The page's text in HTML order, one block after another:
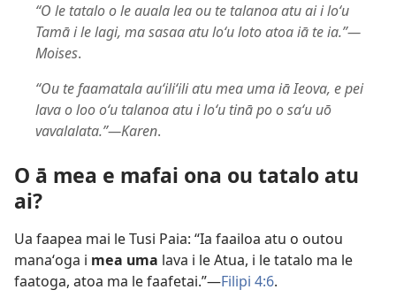
“O le tatalo o le auala lea ou te talanoa atu ai i loʻu
Tamā i le lagi, ma sasaa atu loʻu loto atoa iā te ia.”​—
Moises.
“Ou te faamatala auʻiliʻili atu mea uma iā Ieova, e pei
lava o loo oʻu talanoa atu i loʻu tinā po o saʻu uō
vavalalata.”​—Karen.
O ā mea e mafai ona ou tatalo atu
ai?
Ua faapea mai le Tusi Paia: “Ia faailoa atu o outou
manaʻoga i mea uma lava i le Atua, i le tatalo ma le
faatoga, atoa ma le faafetai.”​—Filipi 4:6.